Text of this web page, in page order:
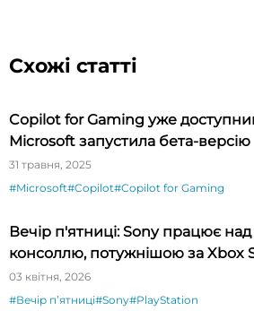
Схожі статті
Copilot for Gaming уже
Microsoft запустила бета-версію
31 травня, 2025
#Microsoft#Copilot#Copilot for Gaming
Вечір п'ятниці: Sony працює
консоллю, потужнішою за Xbox
03 квітня, 2026
#Вечір пʼятниці#Sony#PlayStation